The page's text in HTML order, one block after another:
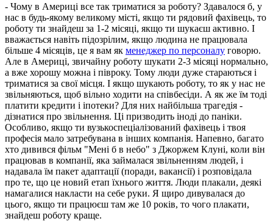
- Чому в Америці все так триматися за роботу? Здавалося б, у
нас в будь-якому великому місті, якщо ти рядовий фахівець, то
роботу ти знайдеш за 1-2 місяці, якщо ти шукаєш активно. І
вважається навіть підозрілим, якщо людина не працювала
більше 4 місяців, це я вам як менеджер по персоналу говорю.
Але в Америці, звичайну роботу шукати 2-3 місяці нормально,
а вже хорошу можна і півроку. Тому люди дуже стараються і
триматися за свої місця. І якщо шукають роботу, то як у нас не
звільняються, щоб вільно ходити на співбесіди. А як же їм тоді
платити кредити і іпотеки? Для них найбільша трагедія -
дізнатися про звільнення. Ці призводить іноді до паніки.
Особливо, якщо ти вузькоспеціалізований фахівець і твоя
професія мало затребувана в інших компанія. Напевно, багато
хто дивився фільм "Мені б в небо" з Джоржем Клуні, коли він
працював в компанії, яка займалася звільненням людей, і
надавала їм пакет адаптації (поради, вакансії) і розповідала
про те, що це новий етап їхнього життя. Люди плакали, деякі
намагалися накласти на себе руки. Я щиро дивувалася до
цього, якщо ти працюєш там же 10 років, то чого плакати,
знайдеш роботу краще.